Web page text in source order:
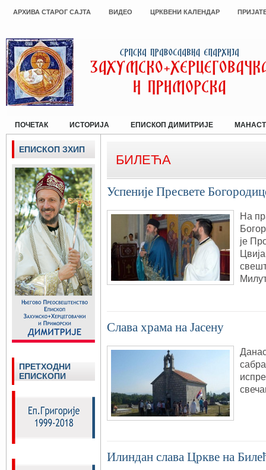
АРХИВА СТАРОГ САЈТА ВИДЕО ЦРКВЕНИ КАЛЕНДАР
ПОЧЕТАК ИСТОРИЈА ЕПИСКОП ДИМИТРИЈЕ
БИЛЕЋА
Успеније Пресвете
На
је
Слава храма на Јасену
Илиндан слава Цркве на
ЕПИСКОП ЗХИП
ПРЕТХОДНИ
ЕПИСКОПИ